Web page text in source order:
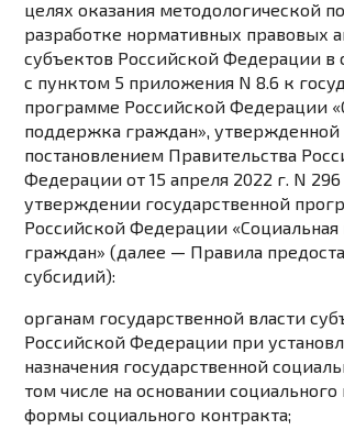
целях оказания методологической
разработке нормативных правовых
субъектов Российской Федерации в
с пунктом 5 приложения N 8.6 к
программе Российской Федерации
поддержка граждан», утвержденной
постановлением Правительства
Федерации от 15 апреля 2022 г. N 296
утверждении государственной
Российской Федерации
граждан» (далее — Правила
субсидий):
органам государственной власти
Российской Федерации при
назначения государственной
том числе на основании социального
формы социального контракта;